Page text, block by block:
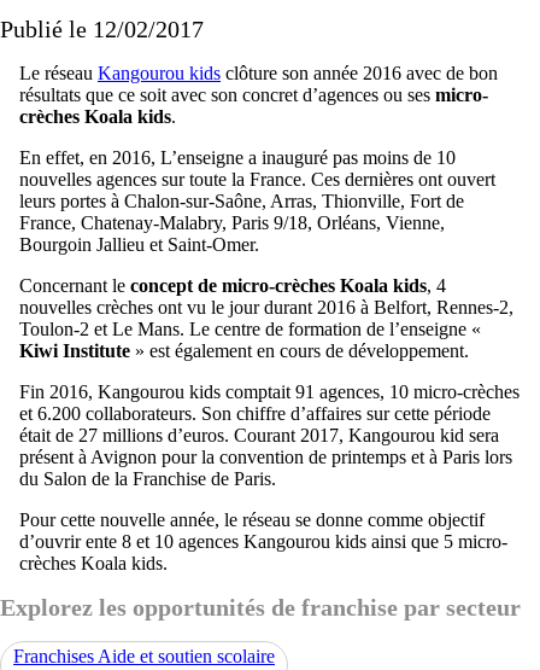
Publié le 12/02/2017
Le réseau Kangourou kids clôture son année 2016 avec de bon
résultats que ce soit avec son concret d’agences ou ses micro-
crèches Koala kids.
En effet, en 2016, L’enseigne a inauguré pas moins de 10
nouvelles agences sur toute la France. Ces dernières ont ouvert
leurs portes à Chalon-sur-Saône, Arras, Thionville, Fort de
France, Chatenay-Malabry, Paris 9/18, Orléans, Vienne,
Bourgoin Jallieu et Saint-Omer.
Concernant le concept de micro-crèches Koala kids, 4
nouvelles crèches ont vu le jour durant 2016 à Belfort, Rennes-2,
Toulon-2 et Le Mans. Le centre de formation de l’enseigne «
Kiwi Institute » est également en cours de développement.
Fin 2016, Kangourou kids comptait 91 agences, 10 micro-crèches
et 6.200 collaborateurs. Son chiffre d’affaires sur cette période
était de 27 millions d’euros. Courant 2017, Kangourou kid sera
présent à Avignon pour la convention de printemps et à Paris lors
du Salon de la Franchise de Paris.
Pour cette nouvelle année, le réseau se donne comme objectif
d’ouvrir ente 8 et 10 agences Kangourou kids ainsi que 5 micro-
crèches Koala kids.
Explorez les opportunités de franchise par secteur
Franchises Aide et soutien scolaire